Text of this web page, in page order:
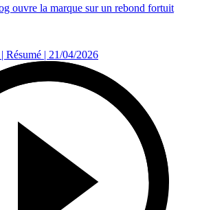
ouvre la marque sur un rebond fortuit